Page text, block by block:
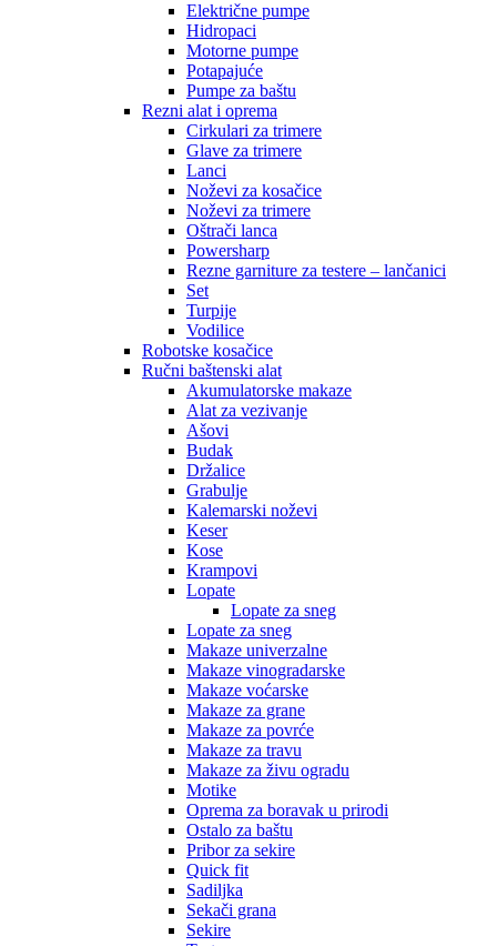
Električne pumpe
Hidropaci
Motorne pumpe
Potapajuće
Pumpe za baštu
Rezni alat i oprema
Cirkulari za trimere
Glave za trimere
Lanci
Noževi za kosačice
Noževi za trimere
Oštrači lanca
Powersharp
Rezne garniture za testere – lančanici
Set
Turpije
Vodilice
Robotske kosačice
Ručni baštenski alat
Akumulatorske makaze
Alat za vezivanje
Ašovi
Budak
Držalice
Grabulje
Kalemarski noževi
Keser
Kose
Krampovi
Lopate
Lopate za sneg
Lopate za sneg
Makaze univerzalne
Makaze vinogradarske
Makaze voćarske
Makaze za grane
Makaze za povrće
Makaze za travu
Makaze za živu ogradu
Motike
Oprema za boravak u prirodi
Ostalo za baštu
Pribor za sekire
Quick fit
Sadiljka
Sekači grana
Sekire